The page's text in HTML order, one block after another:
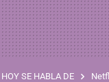
HOY SE HABLA DE